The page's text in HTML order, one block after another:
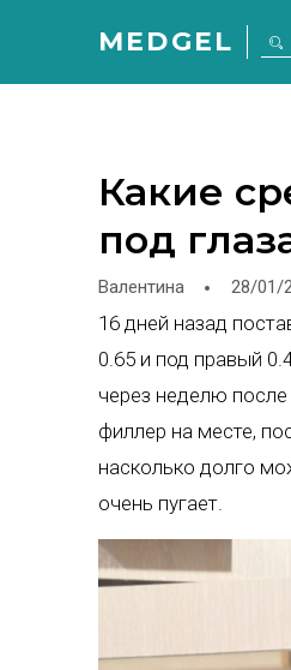
MEDGEL
Какие
под
Валентина 28/01/
16 дней назад
0.65 и под правый
через неделю
филлер на месте,
насколько долго
очень пугает.